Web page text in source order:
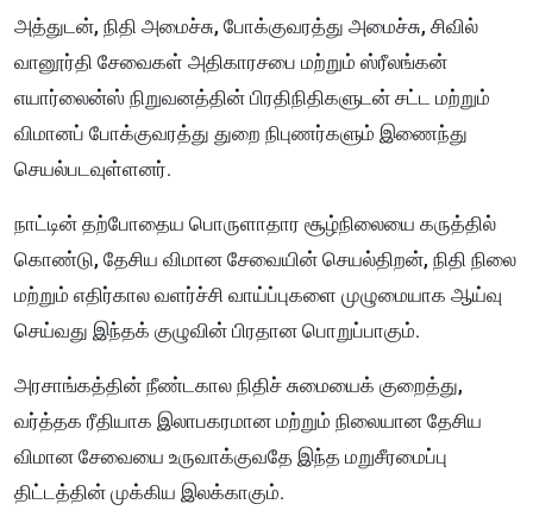
அத்துடன், நிதி அமைச்சு, போக்குவரத்து அமைச்சு, சிவில்
வானூர்தி சேவைகள் அதிகாரசபை மற்றும் ஸ்ரீலங்கன்
எயார்லைன்ஸ் நிறுவனத்தின் பிரதிநிதிகளுடன் சட்ட மற்றும்
விமானப் போக்குவரத்து துறை நிபுணர்களும் இணைந்து
செயல்படவுள்ளனர்.
நாட்டின் தற்போதைய பொருளாதார சூழ்நிலையை கருத்தில்
கொண்டு, தேசிய விமான சேவையின் செயல்திறன், நிதி நிலை
மற்றும் எதிர்கால வளர்ச்சி வாய்ப்புகளை முழுமையாக ஆய்வு
செய்வது இந்தக் குழுவின் பிரதான பொறுப்பாகும்.
அரசாங்கத்தின் நீண்டகால நிதிச் சுமையைக் குறைத்து,
வர்த்தக ரீதியாக இலாபகரமான மற்றும் நிலையான தேசிய
விமான சேவையை உருவாக்குவதே இந்த மறுசீரமைப்பு
திட்டத்தின் முக்கிய இலக்காகும்.